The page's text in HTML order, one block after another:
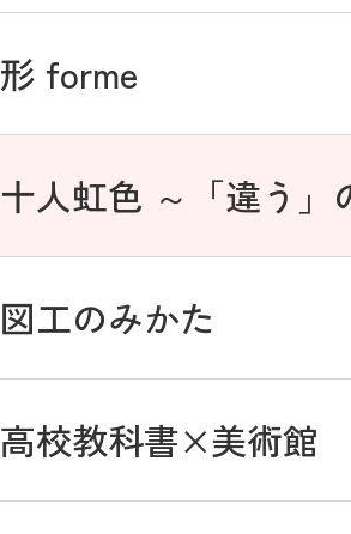
MOVE
ABCシリーズ
その他の教育資料
まなびとプラス
形 forme
十人虹色 ～「違う」
図工のみかた
高校教科書×美術館